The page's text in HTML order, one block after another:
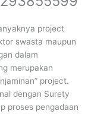
project
swasta maupun
dalam
merupakan
project.
dengan Surety
proses pengadaan